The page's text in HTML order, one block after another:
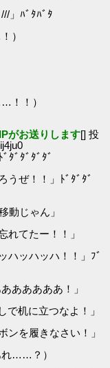
」ﾊﾞﾀﾊﾞﾀ
）
！！）
がお送りします[] 投
ﾀﾞﾀﾞﾀﾞﾀﾞ
ぜ！！」ﾄﾞﾀﾞﾀﾞ
動じゃん」
てたー！！」
ハッハッハ！！」ﾌﾞ
あああああ！」
机に立つなよ！」
を履きなさい！」
……？）